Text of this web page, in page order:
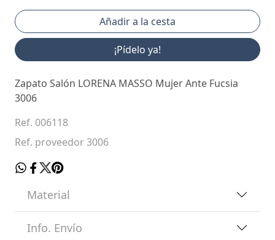
¡Pídelo ya!
Zapato Salón LORENA MASSO Mujer Ante Fucsia
3006
Ref. 006118
Ref. proveedor 3006
Material
Info. Envío